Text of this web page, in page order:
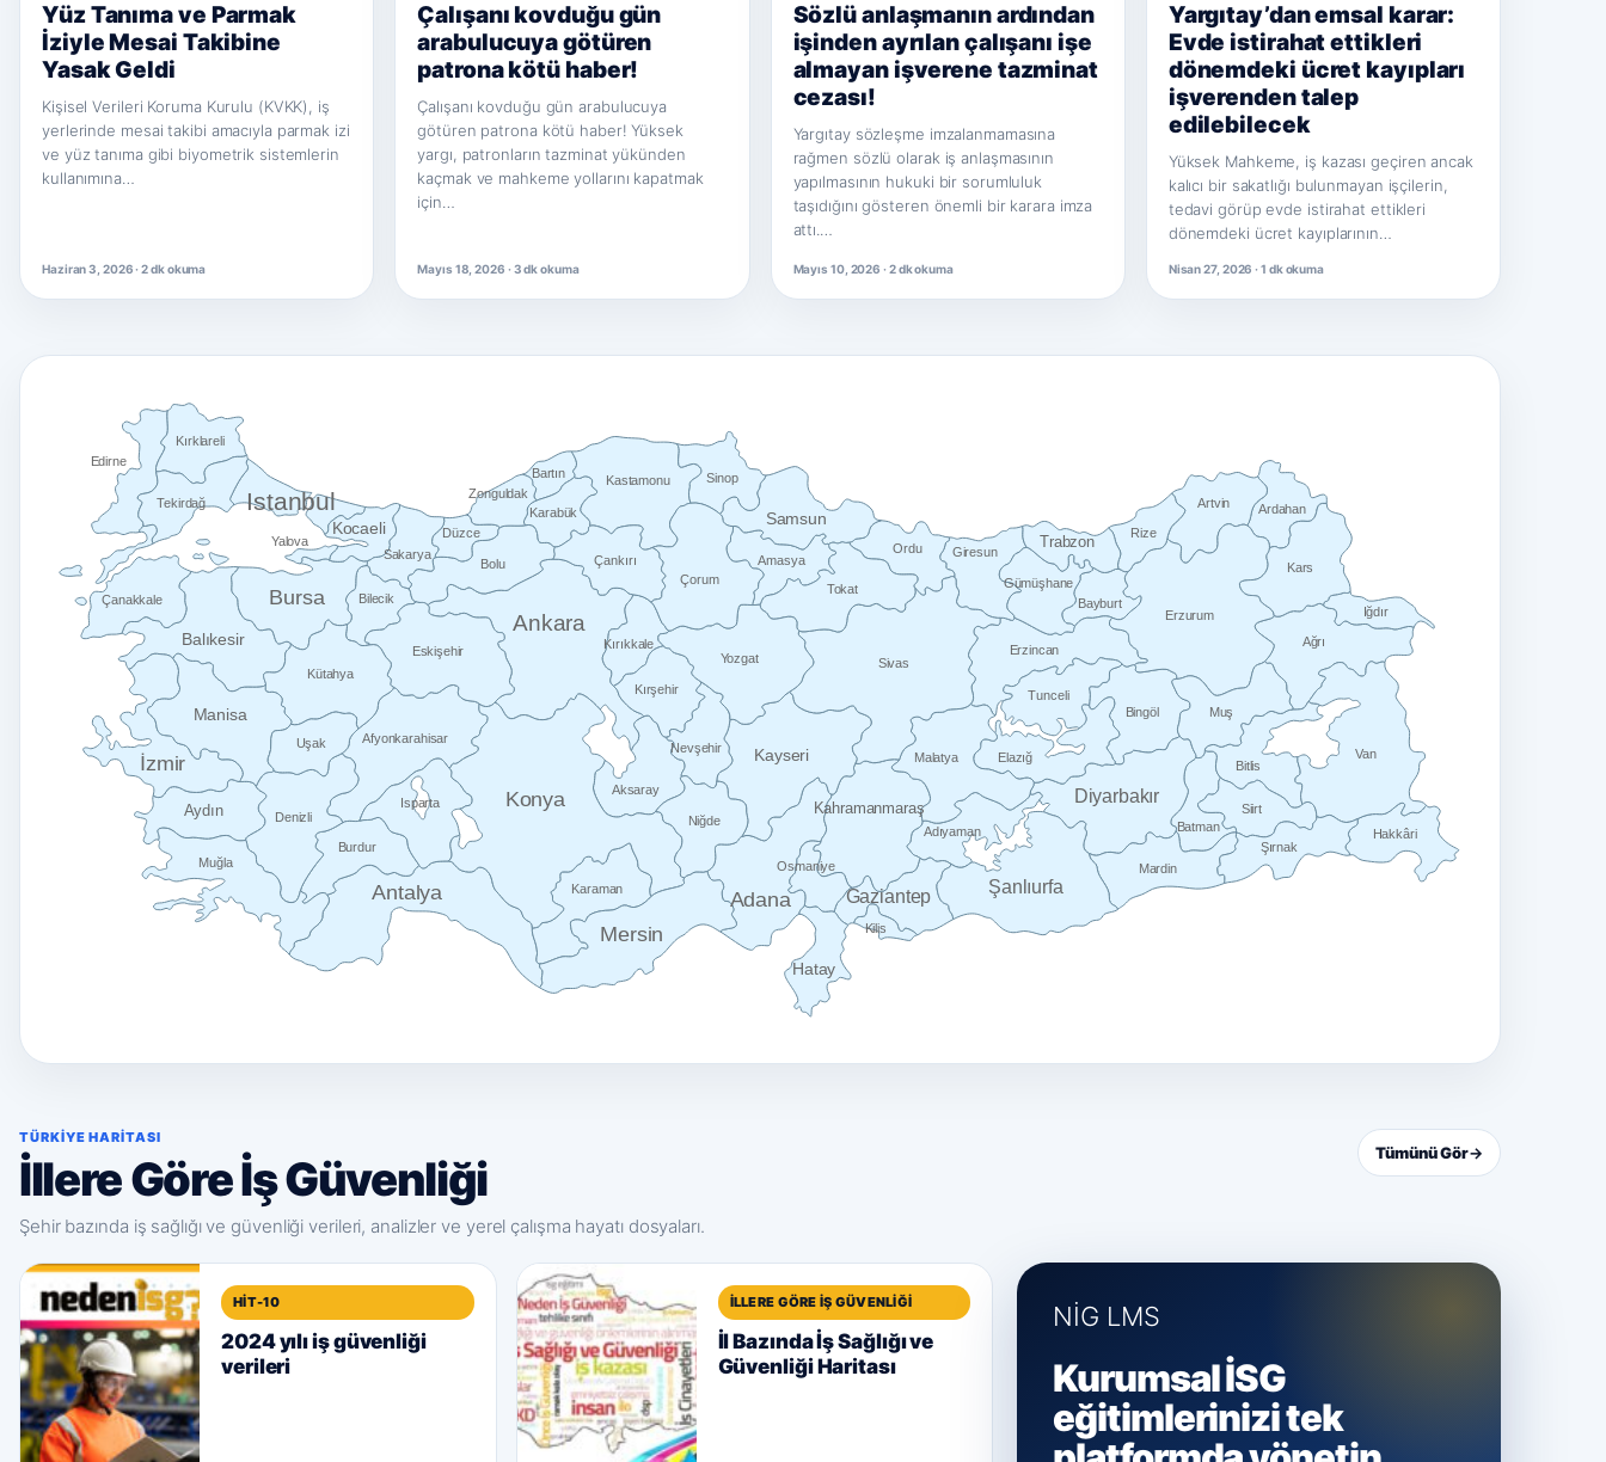
Yüz Tanıma ve Parmak
İziyle Mesai Takibine
Yasak Geldi
Kişisel Verileri Koruma Kurulu (KVKK), iş
yerlerinde mesai takibi amacıyla parmak izi
ve yüz tanıma gibi biyometrik sistemlerin
kullanımına…
Haziran 3, 2026 · 2 dk okuma
Çalışanı kovduğu gün
arabulucuya götüren
patrona kötü haber!
Çalışanı kovduğu gün arabulucuya
götüren patrona kötü haber! Yüksek
yargı, patronların tazminat yükünden
kaçmak ve mahkeme yollarını kapatmak
için…
Mayıs 18, 2026 · 3 dk okuma
Sözlü anlaşmanın ardından
işinden ayrılan çalışanı işe
almayan işverene tazminat
cezası!
Yargıtay sözleşme imzalanmamasına
rağmen sözlü olarak iş anlaşmasının
yapılmasının hukuki bir sorumluluk
taşıdığını gösteren önemli bir karara imza
attı.…
Mayıs 10, 2026 · 2 dk okuma
Yargıtay’dan emsal karar:
Evde istirahat ettikleri
dönemdeki ücret kayıpları
işverenden talep
edilebilecek
Yüksek Mahkeme, iş kazası geçiren ancak
kalıcı bir sakatlığı bulunmayan işçilerin,
tedavi görüp evde istirahat ettikleri
dönemdeki ücret kayıplarının…
Nisan 27, 2026 · 1 dk okuma
Adana
Adıyaman
Afyonkarahisar
Aksaray
Amasya
Ankara
Antalya
Ardahan
Artvin
Aydın
Ağrı
Balıkesir
Bartın
Batman
Bayburt
Bilecik
Bingöl
Bitlis
Bolu
Burdur
Bursa
Denizli
Diyarbakır
Düzce
Edirne
Elazığ
Erzincan
Erzurum
Eskişehir
Gaziantep
Giresun
Gümüşhane
Hakkâri
Hatay
Isparta
Istanbul
Iğdır
İzmir
Kahramanmaraş
Karabük
Karaman
Kars
Kastamonu
Kayseri
Kilis
Kocaeli
Konya
Kütahya
Kırklareli
Kırıkkale
Kırşehir
Malatya
Manisa
Mardin
Mersin
Muğla
Muş
Nevşehir
Niğde
Ordu
Osmaniye
Rize
Sakarya
Samsun
Siirt
Sinop
Sivas
Tekirdağ
Tokat
Trabzon
Tunceli
Uşak
Van
Yalova
Yozgat
Zonguldak
Çanakkale
Çankırı
Çorum
Şanlıurfa
Şırnak
TÜRKIYE HARITASI
İllere Göre İş Güvenliği
Şehir bazında iş sağlığı ve güvenliği verileri, analizler ve yerel çalışma hayatı dosyaları.
Tümünü Gör→
HIT-10
2024 yılı iş güvenliği
verileri
İLLERE GÖRE İŞ GÜVENLIĞI
İl Bazında İş Sağlığı ve
Güvenliği Haritası
NİG LMS
Kurumsal İSG
eğitimlerinizi tek